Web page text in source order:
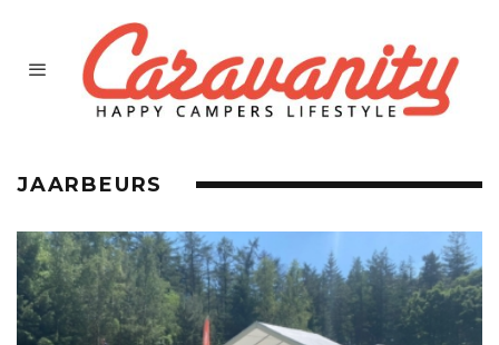
JAARBEURS